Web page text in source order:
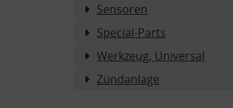
Sensoren
Special-Parts
Werkzeug, Universal
Zündanlage